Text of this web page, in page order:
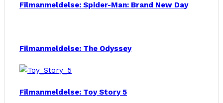
Filmanmeldelse: Spider-Man: Brand New Day
Filmanmeldelse: The Odyssey
Filmanmeldelse: Toy Story 5